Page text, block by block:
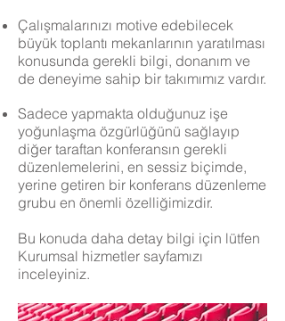
Çalışmalarınızı motive edebilecek
büyük toplantı mekanlarının yaratılması
konusunda gerekli bilgi, donanım ve
de deneyime sahip bir takımımız vardır.
Sadece yapmakta olduğunuz işe
yoğunlaşma özgürlüğünü sağlayıp
diğer taraftan konferansın gerekli
düzenlemelerini, en sessiz biçimde,
yerine getiren bir konferans düzenleme
grubu en önemli özelliğimizdir.
Bu konuda daha detay bilgi için lütfen
Kurumsal hizmetler sayfamızı
inceleyiniz.